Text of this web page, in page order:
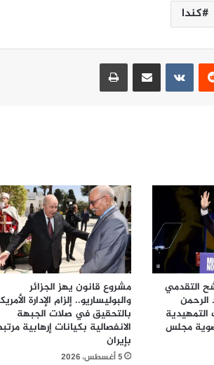
كندا
مشاركة عبر البريد طباعة
التقدمي
التمهيدية
مجلس
مشروع قانون يهز الجزائر
والبوليساريو.. إلزام الإدارة
بالتحقيق في صلات الجبهة
الانفصالية بكيانات إرهابية
بإيران
5 أغسطس، 2026